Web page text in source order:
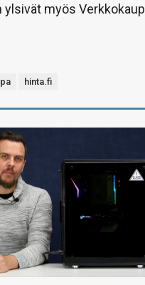
ylsivät myös
hinta.fi